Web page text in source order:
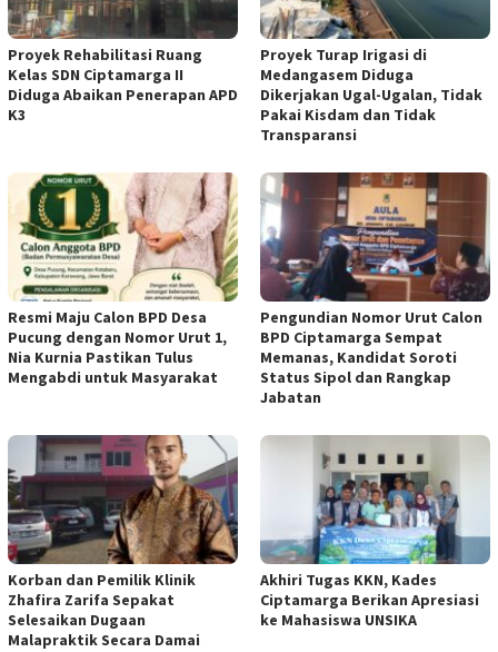
Proyek Rehabilitasi Ruang
Kelas SDN Ciptamarga II
Diduga Abaikan Penerapan APD
K3
Proyek Turap Irigasi di
Medangasem Diduga
Dikerjakan Ugal-Ugalan, Tidak
Pakai Kisdam dan Tidak
Transparansi
Resmi Maju Calon BPD Desa
Pucung dengan Nomor Urut 1,
Nia Kurnia Pastikan Tulus
Mengabdi untuk Masyarakat
Pengundian Nomor Urut Calon
BPD Ciptamarga Sempat
Memanas, Kandidat Soroti
Status Sipol dan Rangkap
Jabatan
Korban dan Pemilik Klinik
Zhafira Zarifa Sepakat
Selesaikan Dugaan
Malapraktik Secara Damai
Akhiri Tugas KKN, Kades
Ciptamarga Berikan Apresiasi
ke Mahasiswa UNSIKA